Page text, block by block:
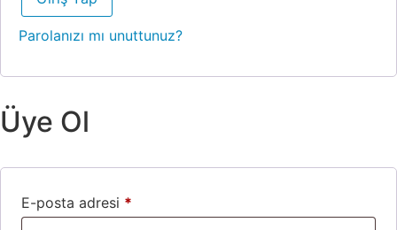
Parolanızı mı unuttunuz?
Üye Ol
E-posta adresi *